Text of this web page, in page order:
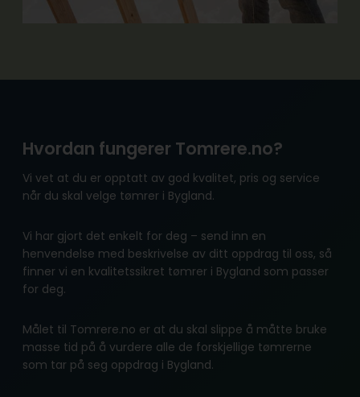
Hvordan fungerer Tomrere.no?
Vi vet at du er opptatt av god kvalitet, pris og service
når du skal velge tømrer i Bygland.
Vi har gjort det enkelt for deg – send inn en
henvendelse med beskrivelse av ditt oppdrag til oss, så
finner vi en kvalitetssikret tømrer i Bygland som passer
for deg.
Målet til Tomrere.no er at du skal slippe å måtte bruke
masse tid på å vurdere alle de forskjellige tømrerne
som tar på seg oppdrag i Bygland.